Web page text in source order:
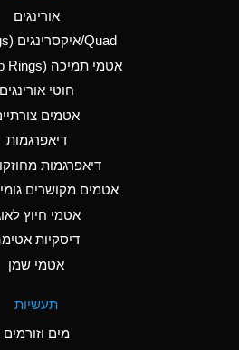
Aluminum Nitrate
(Aqueous)
Aluminum Phosphate
Ammonia Anhydrous
Ammonia Gas (cold)
Ammonia Gas (hot)
אורינגים
Quad/איקסרינגים (X-Rings)
אטמי תמיכה (Back-up Rings)
חוטי אורינגים
אטמים
דיאפרגמות
דיאפרגמות
אטמים מקושרים
אטמי חיוץ
דיסקיות
אטמי שמן
תעשיות
מים וזורמים